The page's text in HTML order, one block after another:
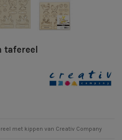
met kippen van Creativ Company